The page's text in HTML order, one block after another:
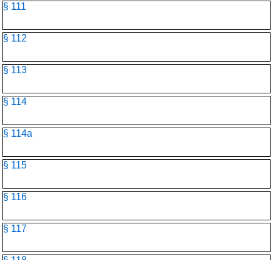
§ 111
§ 112
§ 113
§ 114
§ 114a
§ 115
§ 116
§ 117